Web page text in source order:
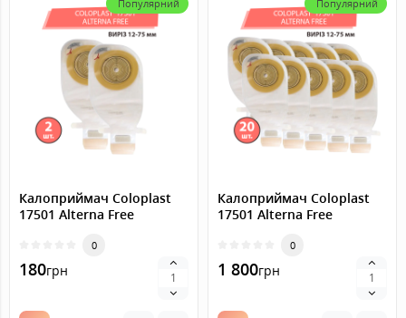
Популярний
Калоприймач Coloplast
17501 Alterna Free
відкритий, прозорий)
виріз 12-75 мм, 2 шт.
0
180грн
Популярний
Калоприймач Coloplast
17501 Alterna Free
відкритий, прозорий)
виріз 12-75 мм, 20 шт.
0
1 800грн